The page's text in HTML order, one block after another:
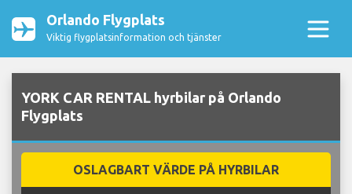
Orlando Flygplats
Viktig flygplatsinformation och tjänster
YORK CAR RENTAL hyrbilar på Orlando
Flygplats
OSLAGBART VÄRDE PÅ HYRBILAR